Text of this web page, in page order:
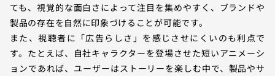
ても、視覚的な面白さによって注目を集めやすく、ブランドや
製品の存在を自然に印象づけることが可能です。
また、視聴者に「広告らしさ」を感じさせにくいのも利点で
す。たとえば、自社キャラクターを登場させた短いアニメーシ
ョンであれば、ユーザーはストーリーを楽しむ中で、製品やサ